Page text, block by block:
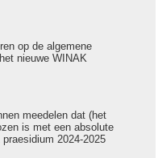
op de algemene
nieuwe WINAK
meedelen dat (het
is met een absolute
2024-2025